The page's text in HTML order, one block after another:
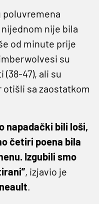
poluvremena
nije bila
od minute prije
su
47), ali su
otišli sa zaostatkom
napadački bili loši,
četiri poena bila
Izgubili smo
, izjavio je
.